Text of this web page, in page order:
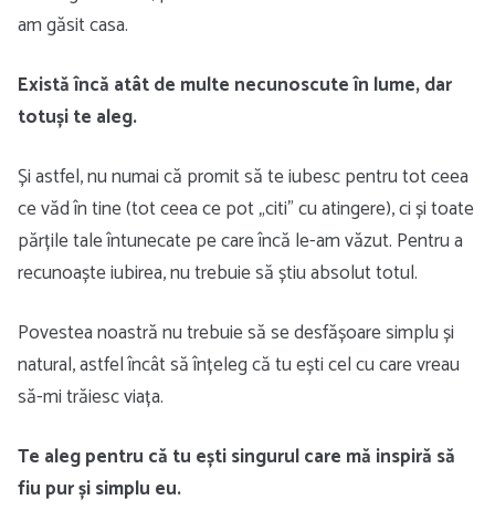
am găsit casa.
Există încă atât de multe necunoscute în lume, dar
totuși te aleg.
Și astfel, nu numai că promit să te iubesc pentru tot ceea
ce văd în tine (tot ceea ce pot „citi” cu atingere), ci și toate
părțile tale întunecate pe care încă le-am văzut. Pentru a
recunoaște iubirea, nu trebuie să știu absolut totul.
Povestea noastră nu trebuie să se desfășoare simplu și
natural, astfel încât să înțeleg că tu ești cel cu care vreau
să-mi trăiesc viața.
Te aleg pentru că tu ești singurul care mă inspiră să
fiu pur și simplu eu.